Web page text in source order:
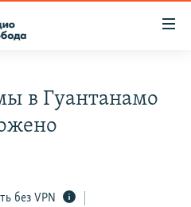
в Гуантанамо
без VPN